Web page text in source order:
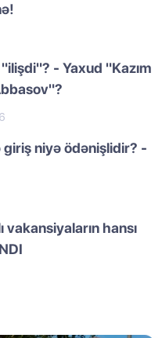
- Yaxud "Kazım
niyə ödənişlidir? -
hansı